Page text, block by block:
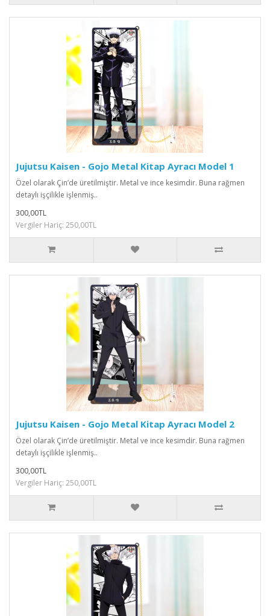
Jujutsu Kaisen - Gojo Metal Kitap Ayracı Model 1
Özel olarak Çin’de üretilmiştir. Metal ve ince kesimdir. Buna rağmen
detaylı işçilikle işlenmiş..
300,00TL
Vergiler Hariç: 250,00TL
Jujutsu Kaisen - Gojo Metal Kitap Ayracı Model 2
Özel olarak Çin’de üretilmiştir. Metal ve ince kesimdir. Buna rağmen
detaylı işçilikle işlenmiş..
300,00TL
Vergiler Hariç: 250,00TL